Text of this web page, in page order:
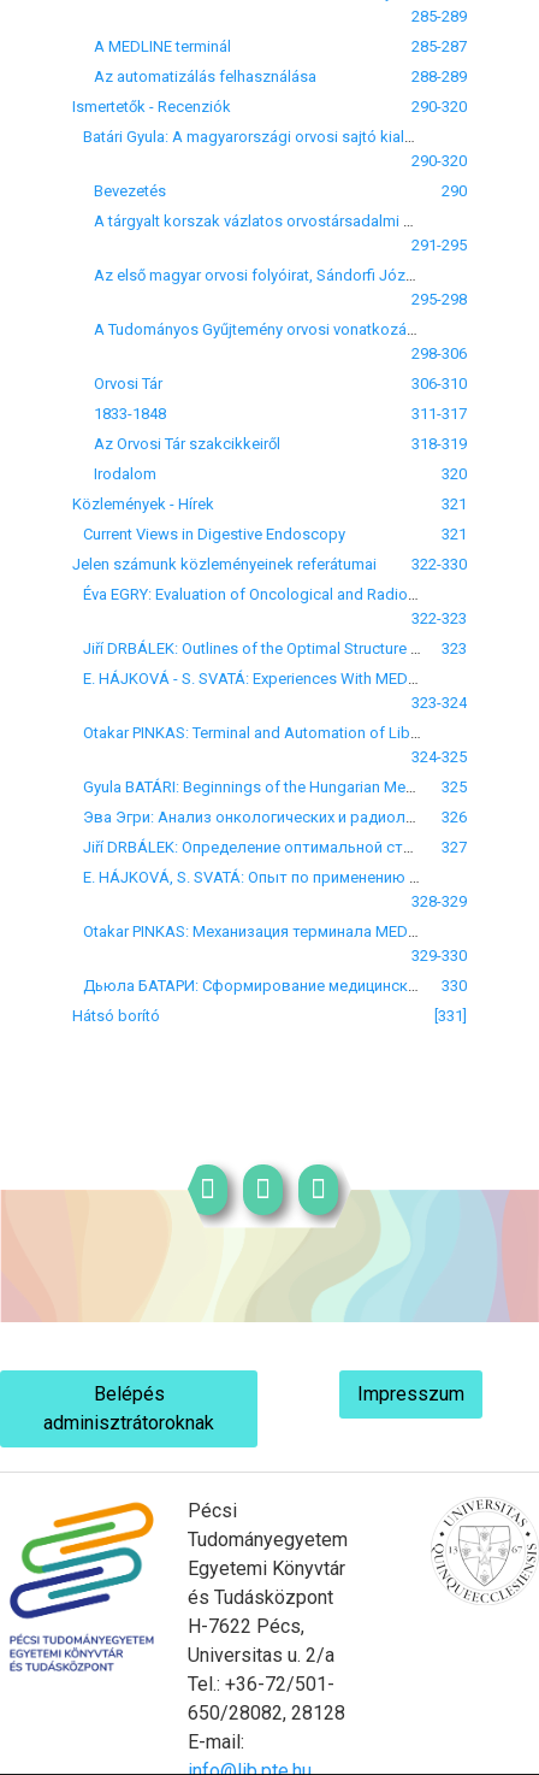
285-289
A MEDLINE terminál
285-287
Az automatizálás felhasználása
288-289
Ismertetők - Recenziók
290-320
290-320
Bevezetés
290
291-295
295-298
298-306
Orvosi Tár
306-310
1833-1848
311-317
Az Orvosi Tár szakcikkeiről
318-319
Irodalom
320
Közlemények - Hírek
321
Current Views in Digestive Endoscopy
321
Jelen számunk közleményeinek referátumai
322-330
322-323
323
323-324
324-325
325
326
327
328-329
329-330
330
Hátsó borító
[331]
Belépés
adminisztrátoroknak
Impresszum
Pécsi
Tudományegyetem
Egyetemi Könyvtár
és Tudásközpont
H-7622 Pécs,
Universitas u. 2/a
Tel.: +36-72/501-
650/28082, 28128
E-mail:
info@lib.pte.hu